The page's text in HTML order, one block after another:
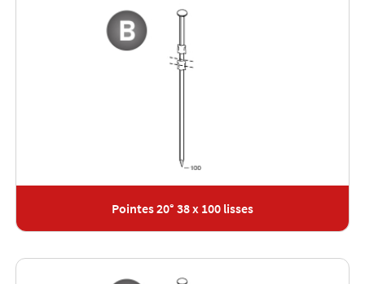
Pointes 20° 38 x 100 lisses